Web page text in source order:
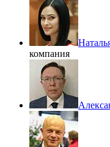
компания